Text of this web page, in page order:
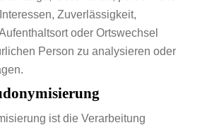
Zuverlässigkeit,
oder Ortswechsel
Person zu analysieren oder
ist die Verarbeitung